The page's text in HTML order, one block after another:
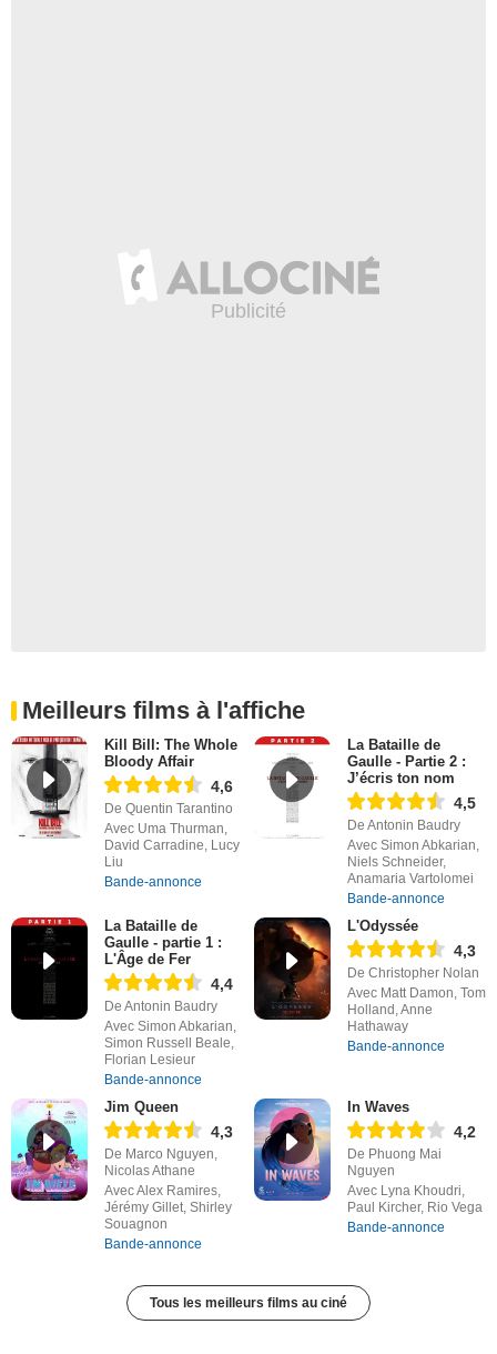
Meilleurs films à l'affiche
Kill Bill: The Whole
Bloody Affair
4,6
De Quentin Tarantino
Avec Uma Thurman,
David Carradine, Lucy
Liu
Bande-annonce
La Bataille de
Gaulle - Partie 2 :
J’écris ton nom
4,5
De Antonin Baudry
Avec Simon Abkarian,
Niels Schneider,
Anamaria Vartolomei
Bande-annonce
La Bataille de
Gaulle - partie 1 :
L'Âge de Fer
4,4
De Antonin Baudry
Avec Simon Abkarian,
Simon Russell Beale,
Florian Lesieur
Bande-annonce
L'Odyssée
4,3
De Christopher Nolan
Avec Matt Damon, Tom
Holland, Anne
Hathaway
Bande-annonce
Jim Queen
4,3
De Marco Nguyen,
Nicolas Athane
Avec Alex Ramires,
Jérémy Gillet, Shirley
Souagnon
Bande-annonce
In Waves
4,2
De Phuong Mai
Nguyen
Avec Lyna Khoudri,
Paul Kircher, Rio Vega
Bande-annonce
Tous les meilleurs films au ciné